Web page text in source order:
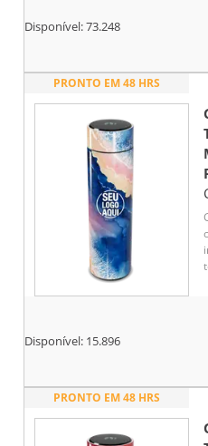
Disponível:73.248
PRONTO EM 48 HRS
Disponível: 15.896
PRONTO EM 48 HRS